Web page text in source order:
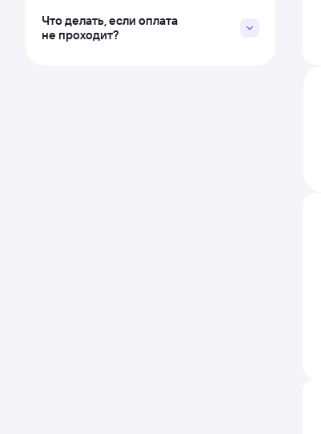
Что делать, если оплата
не проходит?